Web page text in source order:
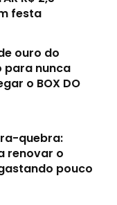
festa
de ouro do
para nunca
o BOX DO
quebra:
renovar o
pouco